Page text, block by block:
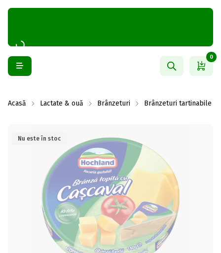
0
Acasă Lactate & ouă Brânzeturi Brânzeturi tartinabile
Nu este în stoc